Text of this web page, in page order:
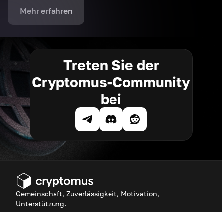
Mehr erfahren
Treten Sie der
Cryptomus-Community
bei
Gemeinschaft, Zuverlässigkeit, Motivation,
Unterstützung.